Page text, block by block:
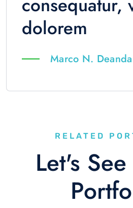
dolorem
Marco N. Deanda
RELATED
Let's